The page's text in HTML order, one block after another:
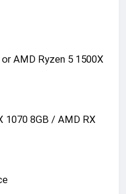
AMD Ryzen 5 1500X
1070 8GB / AMD RX